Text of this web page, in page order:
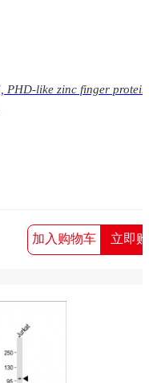
PHD-like zinc finger
加入购物车 立即